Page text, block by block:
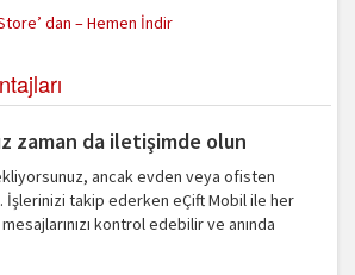
dan – Hemen İndir
zaman da iletişimde olun
ancak evden veya ofisten
İşlerinizi takip ederken eÇift Mobil ile her
kontrol edebilir ve anında